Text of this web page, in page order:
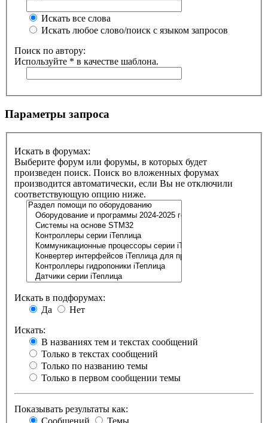
Искать все слова
Искать любое слово/поиск с языком запросов
Поиск по автору:
Используйте * в качестве шаблона.
Параметры запроса
Искать в форумах:
Выберите форум или форумы, в которых будет
произведен поиск. Поиск во вложенных форумах
производится автоматически, если Вы не отключили
соответствующую опцию ниже.
Искать в подфорумах:
Да
Нет
Искать:
В названиях тем и текстах сообщений
Только в текстах сообщений
Только по названию темы
Только в первом сообщении темы
Показывать результаты как: